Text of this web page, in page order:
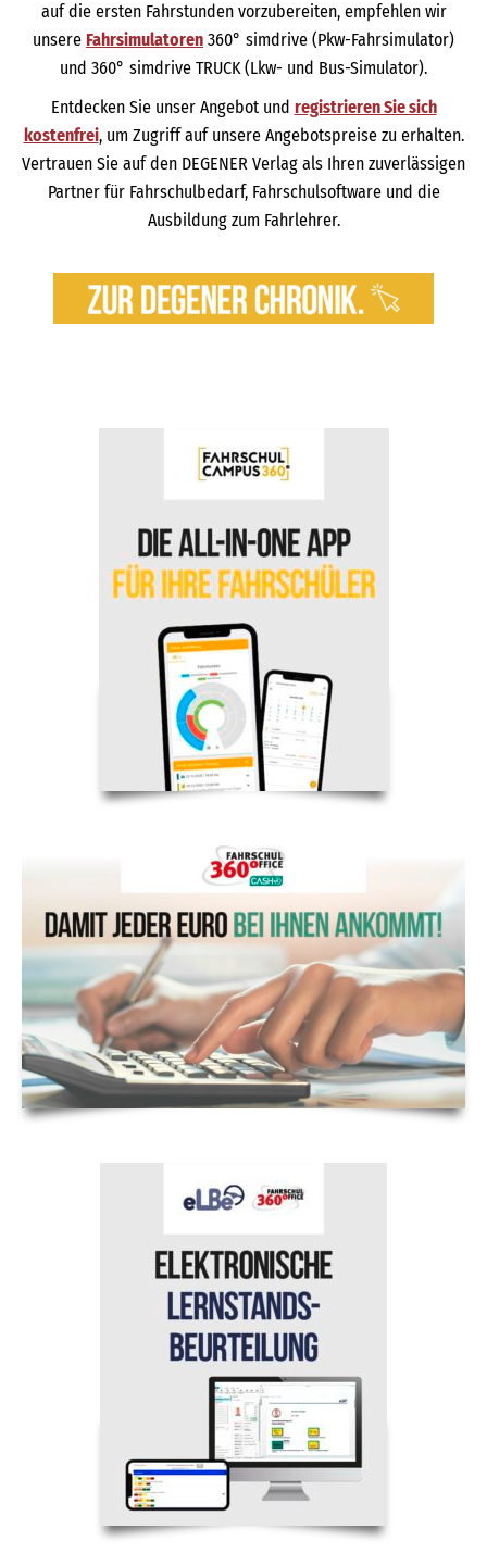
auf die ersten Fahrstunden vorzubereiten, empfehlen wir
unsere Fahrsimulatoren 360° simdrive (Pkw-Fahrsimulator)
und 360° simdrive TRUCK (Lkw- und Bus-Simulator).
Entdecken Sie unser Angebot und registrieren Sie sich
kostenfrei, um Zugriff auf unsere Angebotspreise zu erhalten.
Vertrauen Sie auf den DEGENER Verlag als Ihren zuverlässigen
Partner für Fahrschulbedarf, Fahrschulsoftware und die
Ausbildung zum Fahrlehrer.